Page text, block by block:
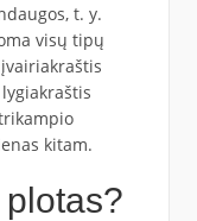
t. y.
visų tipų
kitam.